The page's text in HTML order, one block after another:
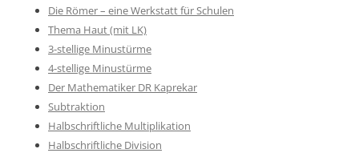
Die Römer – eine Werkstatt für Schulen
Thema Haut (mit LK)
3-stellige Minustürme
4-stellige Minustürme
Der Mathematiker DR Kaprekar
Subtraktion
Halbschriftliche Multiplikation
Halbschriftliche Division